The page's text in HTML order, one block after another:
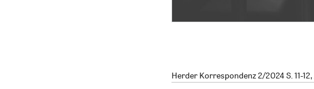
Herder Korrespondenz 2/2024 S. 11-